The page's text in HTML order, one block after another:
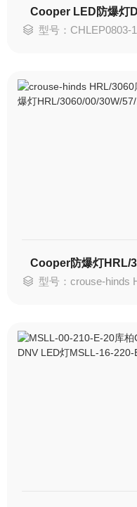
型号：CHLEP0803-11
型号：crouse-hinds